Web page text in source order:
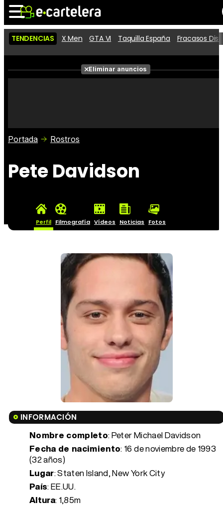
Noticias Cartelera
Películas
Críticas
TENDENCIAS X Men GTA VI Taquilla España Fracasos
Eliminar anuncios
Portada Rostros
Pete Davidson
Perfil Filmografía Vídeos Noticias Fotos
INFORMACIÓN
Nombre completo: Peter Michael Davidson
Fecha de nacimiento: 16 de noviembre de 1993
(32 años)
Lugar: Staten Island, New York City
País: EE.UU.
Altura: 1,85m